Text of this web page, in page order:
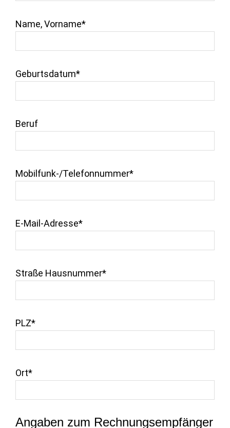
Name, Vorname*
Geburtsdatum*
Beruf
Mobilfunk-/Telefonnummer*
E-Mail-Adresse*
Straße Hausnummer*
PLZ*
Ort*
Angaben zum Rechnungsempfänger